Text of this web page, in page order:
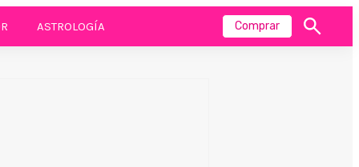
ASTROLOGÍA Comprar
Mostrar